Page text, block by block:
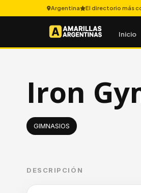
Argentina El directorio más
Inicio
Iron
GIMNASIOS
DESCRIPCIÓN